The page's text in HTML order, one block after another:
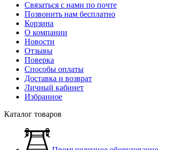
Связаться с нами по почте
Позвонить нам бесплатно
Корзина
О компании
Новости
Отзывы
Поверка
Способы оплаты
Доставка и возврат
Личный кабинет
Избранное
Каталог товаров